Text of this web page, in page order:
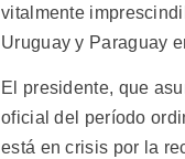
vitalmente
Uruguay y Paraguay
El presidente, que
oficial del período
está en crisis por la